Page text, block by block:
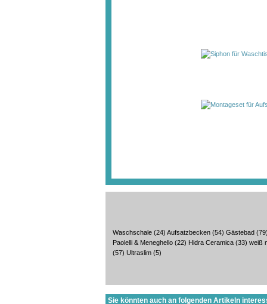
Waschschale (24) Aufsatzbecken (54) Gästebad
Paolelli & Meneghello (22) Hidra Ceramica (33) weiß
(57) Ultraslim (5)
Sie könnten auch an folgenden Artikeln